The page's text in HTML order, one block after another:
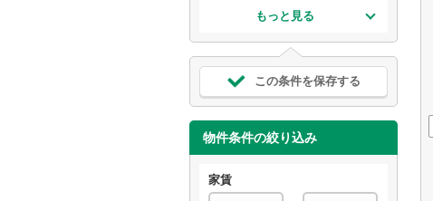
もっと見る
この条件を保存する
物件条件の絞り込み
家賃